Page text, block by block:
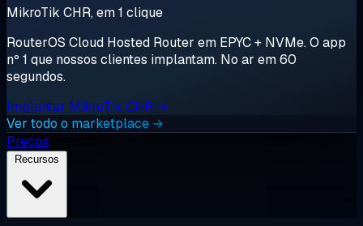
MikroTik CHR, em 1 clique
RouterOS Cloud Hosted Router em EPYC + NVMe. O app
nº 1 que nossos clientes implantam. No ar em 60
segundos.
Implantar MikroTik CHR →
Ver todo o marketplace →
Preços